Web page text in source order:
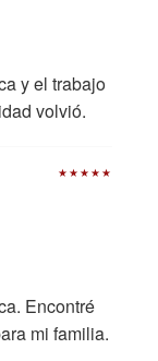
y el trabajo
volvió.
★★★★★
Encontré
mi familia.